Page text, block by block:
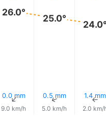
26.0°
0.0 mm
↑
9.0 km/h
25.0°
0.5 mm
↑
5.0 km/h
24.0°
1.4 mm
↑
2.0 km/